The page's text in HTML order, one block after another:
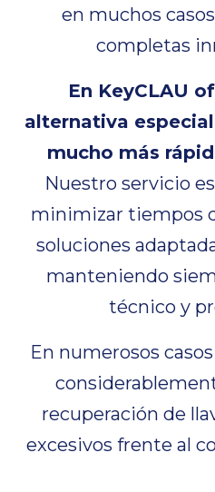
en muchos
completas
En KeyCLAU
alternativa
mucho más
Nuestro servicio
minimizar tiempos
soluciones
manteniendo
técnico y
En numerosos
recuperación de
excesivos frente al